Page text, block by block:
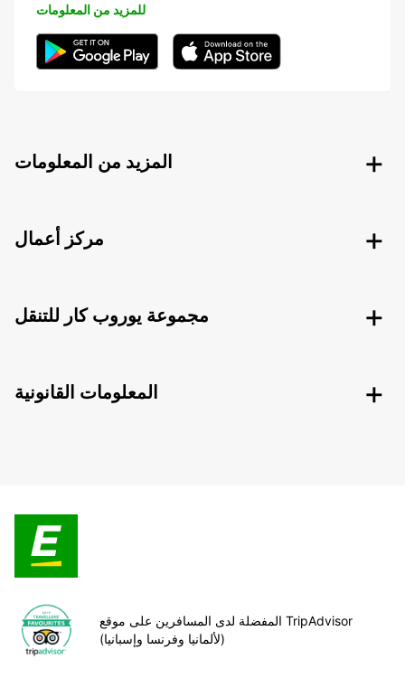
للمزيد من المعلومات
المزيد من المعلومات
مركز أعمال
مجموعة يوروب كار للتنقل
المعلومات القانونية
المفضلة لدى المسافرين على موقع TripAdvisor
(لألمانيا وفرنسا وإسبانيا)